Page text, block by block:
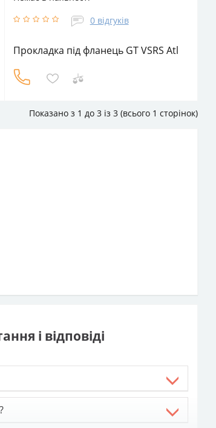
і відповіді
0 відгуків
Прокладка під фланець GT VSRS Atl
Хочу
аналог
Показано з 1 до 3 із 3 (всього 1 сторінок)